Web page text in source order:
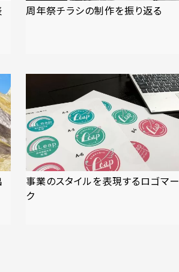
周年祭チラシの制作を振り返る
事業のスタイルを表現するロゴマー
ク